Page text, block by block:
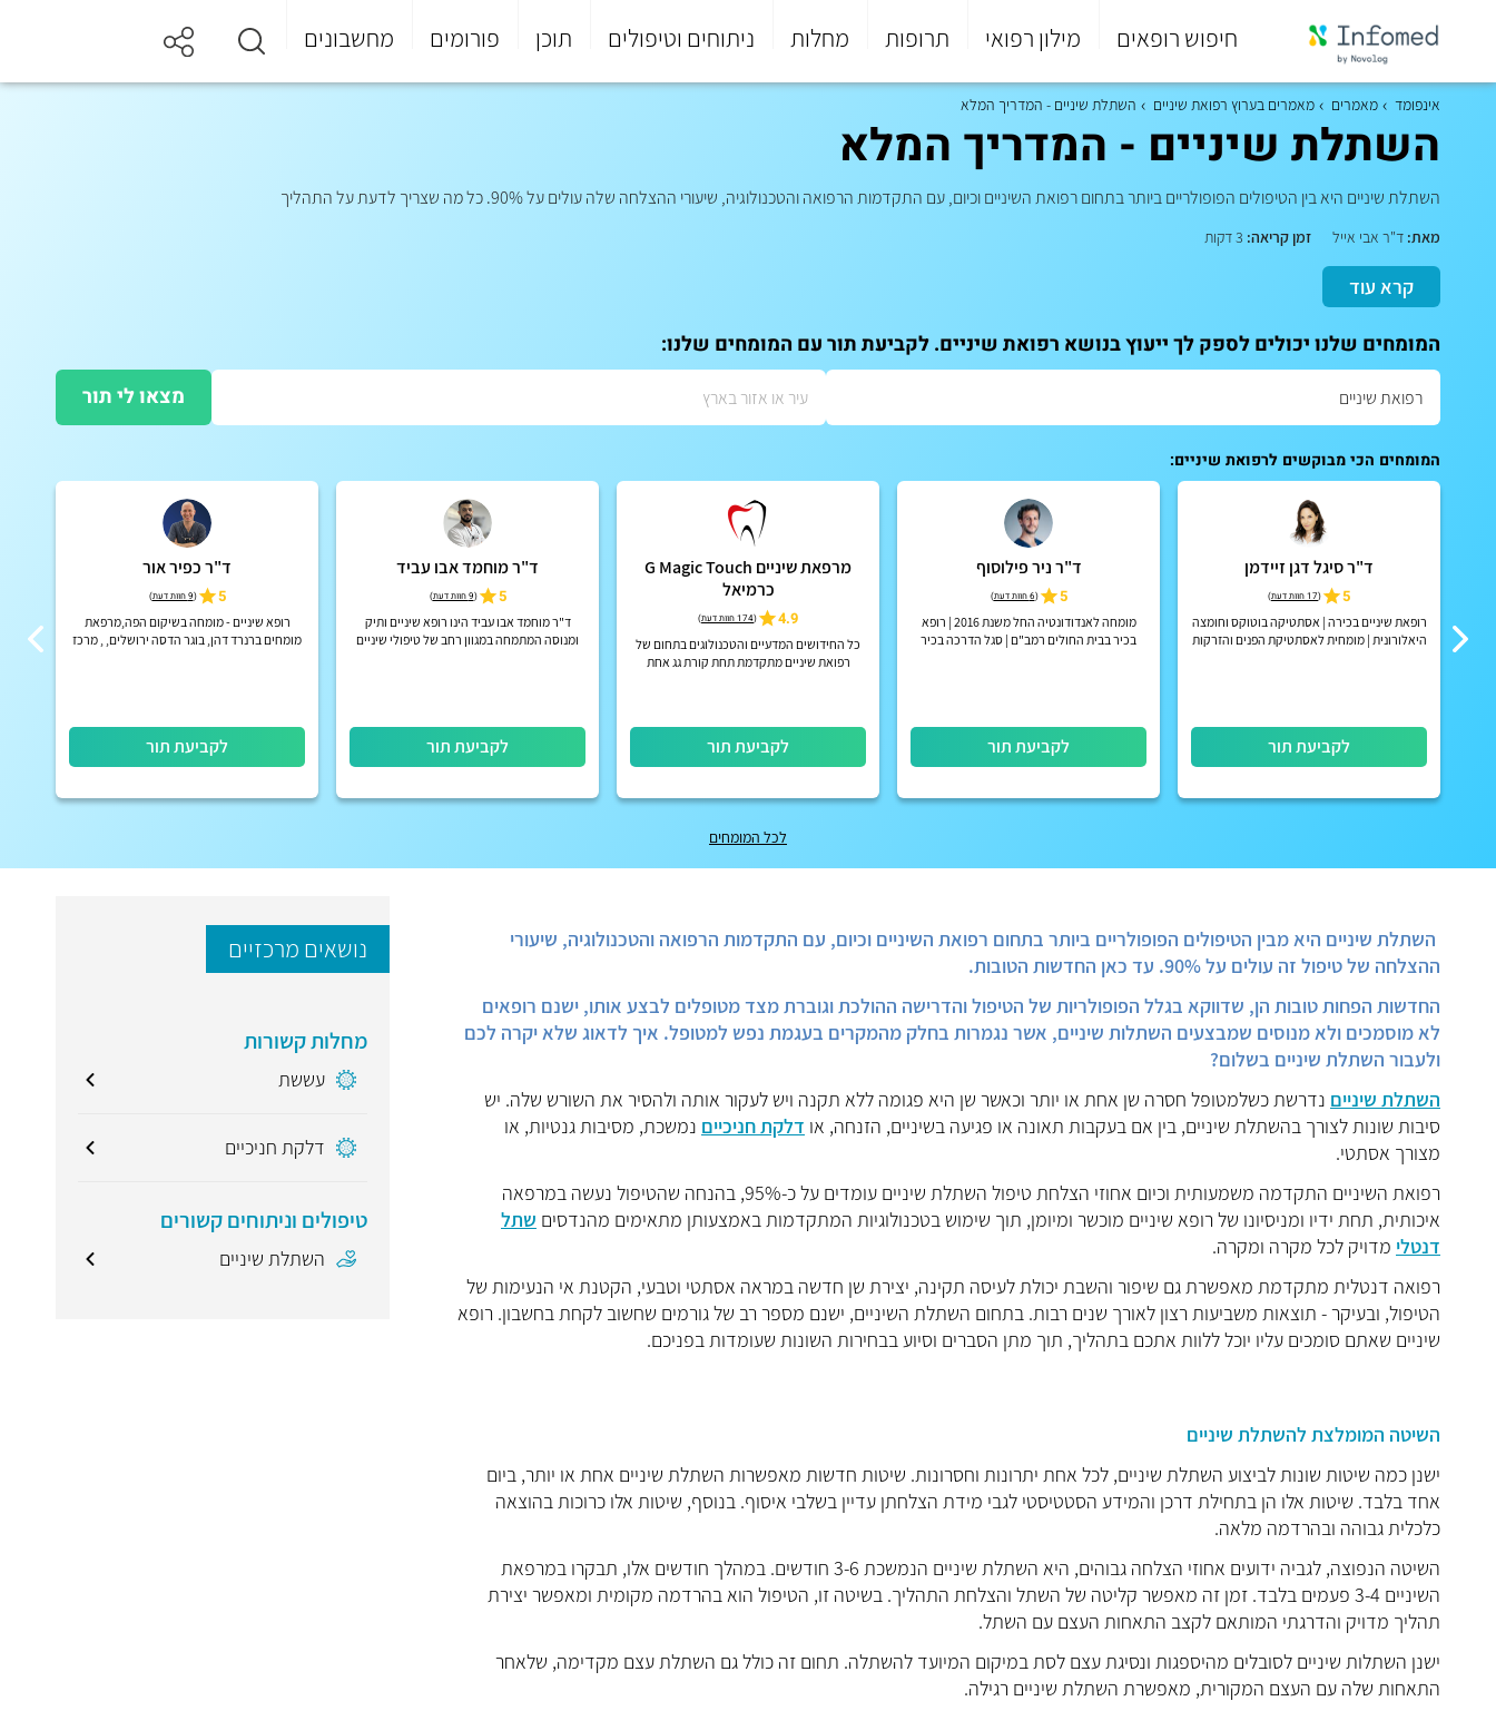
חיפוש רופאים מילון רפואי תרופות מחלות ניתוחים וטיפולים תוכן פורומים מחשבונים
סוף
התפריט
אינפומד מאמרים מאמרים בערוץ רפואת שיניים השתלת שיניים - המדריך המלא
השתלת שיניים - המדריך המלא
השתלת שיניים היא בין הטיפולים הפופולריים ביותר בתחום רפואת השיניים וכיום, עם התקדמות הרפואה והטכנולוגיה, שיעורי ההצלחה שלה עולים על 90%. כל מה שצריך לדעת על התהליך
מאת: ד"ר אבי אייל זמן קריאה:
קרא עוד
המומחים שלנו יכולים לספק לך ייעוץ בנושא רפואת שיניים. לקביעת תור עם המומחים שלנו:
מצאו לי תור
המומחים הכי מבוקשים לרפואת שיניים:
ד"ר סיגל דגן זיידמן
5
(17 חוות דעת )
רופאת שיניים בכירה | אסתטיקה בוטוקס וחומצה
היאלורונית | מומחית לאסתטיקת הפנים והזרקות
לקביעת תור
ד"ר ניר פילוסוף
5
(6 חוות דעת )
מומחה לאנדודונטיה החל משנת 2016 | רופא
בכיר בבית החולים רמב"ם | סגל הדרכה בכיר
לקביעת תור
מרפאת שיניים G Magic Touch
כרמיאל
4.9
(174 חוות דעת )
כל החידושים המדעיים והטכנולוגים בתחום של
רפואת שיניים מתקדמת תחת קורת גג אחת
לקביעת תור
ד"ר מוחמד אבו עביד
5
(9 חוות דעת )
ד"ר מוחמד אבו עביד הינו רופא שיניים ותיק
ומנוסה המתמחה במגוון רחב של טיפולי שיניים
לקביעת תור
ד"ר כפיר אור
5
(9 חוות דעת )
רופא שיניים - מומחה בשיקום הפה,מרפאת
מומחים ברנרד דהן, בוגר הדסה ירושלים, , מרכז
לקביעת תור
לכל המומחים
השתלת שיניים היא מבין הטיפולים הפופולריים ביותר בתחום רפואת השיניים וכיום, עם התקדמות הרפואה והטכנולוגיה, שיעורי
ההצלחה של טיפול זה עולים על 90%. עד כאן החדשות הטובות.
החדשות הפחות טובות הן, שדווקא בגלל הפופולריות של הטיפול והדרישה ההולכת וגוברת מצד מטופלים לבצע אותו, ישנם רופאים
לא מוסמכים ולא מנוסים שמבצעים השתלות שיניים, אשר נגמרות בחלק מהמקרים בעגמת נפש למטופל. איך לדאוג שלא יקרה לכם
ולעבור השתלת שיניים בשלום?
השתלת שיניים נדרשת כשלמטופל חסרה שן אחת או יותר וכאשר שן היא פגומה ללא תקנה ויש לעקור אותה ולהסיר את השורש שלה. יש
סיבות שונות לצורך בהשתלת שיניים, בין אם בעקבות תאונה או פגיעה בשיניים, הזנחה, או דלקת חניכיים נמשכת, מסיבות גנטיות, או
מצורך אסתטי.
רפואת השיניים התקדמה משמעותית וכיום אחוזי הצלחת טיפול השתלת שיניים עומדים על כ-95%, בהנחה שהטיפול נעשה במרפאה
איכותית, תחת ידיו ומניסיונו של רופא שיניים מוכשר ומיומן, תוך שימוש בטכנולוגיות המתקדמות באמצעותן מתאימים מהנדסים שתל
דנטלי מדויק לכל מקרה ומקרה.
רפואה דנטלית מתקדמת מאפשרת גם שיפור והשבת יכולת לעיסה תקינה, יצירת שן חדשה במראה אסתטי וטבעי, הקטנת אי הנעימות של
הטיפול, ובעיקר - תוצאות משביעות רצון לאורך שנים רבות. בתחום השתלת השיניים, ישנם מספר רב של גורמים שחשוב לקחת בחשבון. רופא
שיניים שאתם סומכים עליו יוכל ללוות אתכם בתהליך, תוך מתן הסברים וסיוע בבחירות השונות שעומדות בפניכם.
השיטה המומלצת להשתלת שיניים
ישנן כמה שיטות שונות לביצוע השתלת שיניים, לכל אחת יתרונות וחסרונות. שיטות חדשות מאפשרות השתלת שיניים אחת או יותר, ביום
אחד בלבד. שיטות אלו הן בתחילת דרכן והמידע הסטטיסטי לגבי מידת הצלחתן עדיין בשלבי איסוף. בנוסף, שיטות אלו כרוכות בהוצאה
כלכלית גבוהה ובהרדמה מלאה.
השיטה הנפוצה, לגביה ידועים אחוזי הצלחה גבוהים, היא השתלת שיניים הנמשכת 3-6 חודשים. במהלך חודשים אלו, תבקרו במרפאת
השיניים 3-4 פעמים בלבד. זמן זה מאפשר קליטה של השתל והצלחת התהליך. בשיטה זו, הטיפול הוא בהרדמה מקומית ומאפשר יצירת
תהליך מדויק והדרגתי המותאם לקצב התאחות העצם עם השתל.
ישנן השתלות שיניים לסובלים מהיספגות ונסיגת עצם לסת במיקום המיועד להשתלה. תחום זה כולל גם השתלת עצם מקדימה, שלאחר
התאחות שלה עם העצם המקורית, מאפשרת השתלת שיניים רגילה.
נושאים מרכזיים
מחלות קשורות
עששת
דלקת חניכיים
טיפולים וניתוחים קשורים
השתלת שיניים